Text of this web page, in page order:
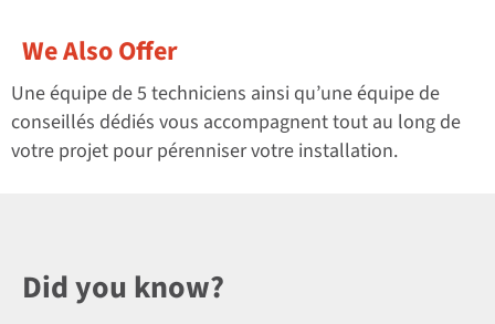
We Also Offer
Une équipe de 5 techniciens ainsi qu’une équipe de
conseillés dédiés vous accompagnent tout au long de
votre projet pour pérenniser votre installation.
Did you know?